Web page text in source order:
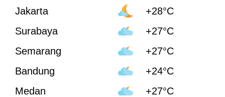
Jakarta
+28°C
Surabaya
+27°C
Semarang
+27°C
Bandung
+24°C
Medan
+27°C